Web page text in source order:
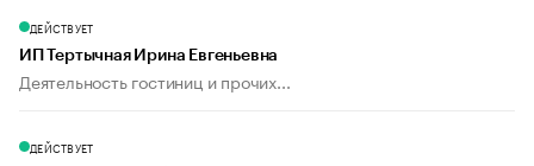
ДЕЙСТВУЕТ
ИП Тертычная Ирина Евгеньевна
Деятельность гостиниц и прочих...
ДЕЙСТВУЕТ